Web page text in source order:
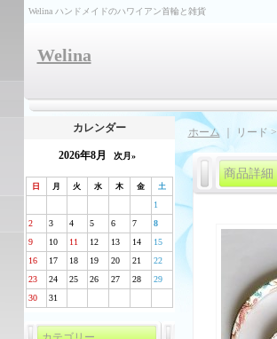
Welina ハンドメイドのハワイアン首輪と雑貨
Welina
カレンダー
2026年8月 次月»
日 月 火 水 木 金 土
1
2
3 4 5 6 7
8
9
10 11 12 13 14
15
16
17 18 19 20 21
22
23
24 25 26 27 28
29
30
31
ホーム｜ リード >
商品詳細